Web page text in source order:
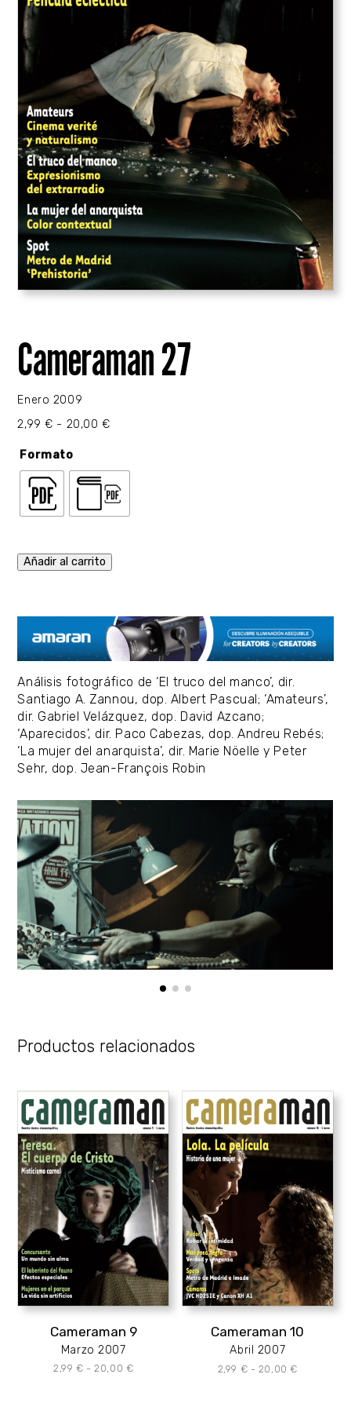
Cameraman 27
Enero 2009
2,99€ - 20,00€Rango
hasta
Formato
Añadir al carrito
Análisis fotográfico de ‘El truco del manco’, dir.
Santiago A. Zannou, dop. Albert Pascual; ‘Amateurs’,
dir. Gabriel Velázquez, dop. David Azcano;
‘Aparecidos’, dir. Paco Cabezas, dop. Andreu Rebés;
‘La mujer del anarquista’, dir. Marie Nöelle y Peter
Sehr, dop. Jean-François Robin
Productos relacionados
Cameraman 9
Marzo 2007
2,99 € - 20,00 €Rango
Cameraman 10
Abril 2007
2,99 € - 20,00€Rango